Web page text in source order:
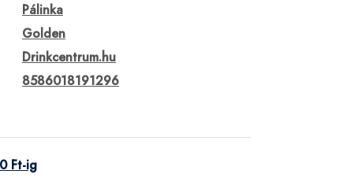
Pálinka
Golden
Drinkcentrum.hu
8586018191296
Ft-ig